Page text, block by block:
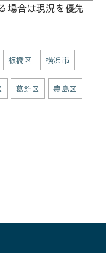
場合は現況を優先
板橋区 横浜市
葛飾区 豊島区